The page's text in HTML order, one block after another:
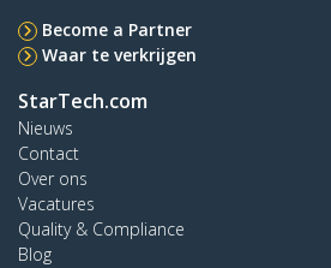
Become a Partner
Waar te verkrijgen
StarTech.com
Nieuws
Contact
Over ons
Vacatures
Quality & Compliance
Blog